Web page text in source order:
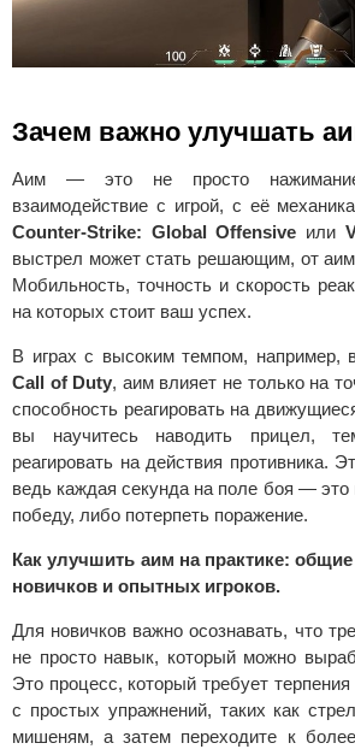
Зачем важно улучшать
Аим — это не просто
взаимодействие с игрой, с её
Counter-Strike: Global Offensive или
выстрел может стать решающим, от
Мобильность, точность и скорость
на которых стоит ваш успех.
В играх с высоким темпом, например,
Call of Duty, аим влияет не только на
способность реагировать на
вы научитесь наводить прицел,
реагировать на действия противника.
ведь каждая секунда на поле боя —
победу, либо потерпеть поражение.
Как улучшить аим на практике:
новичков и опытных игроков.
Для новичков важно осознавать, что
не просто навык, который можно
Это процесс, который требует
с простых упражнений, таких как
мишеням, а затем переходите к